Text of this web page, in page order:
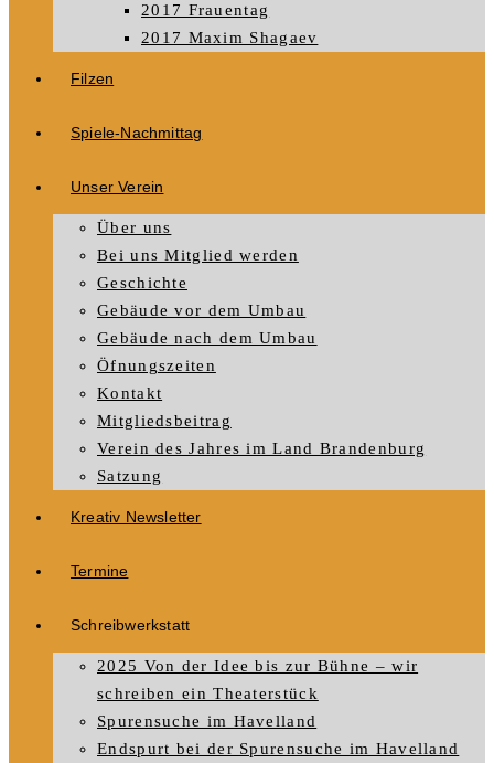
2017 Frauentag
2017 Maxim Shagaev
Filzen
Spiele-Nachmittag
Unser Verein
Über uns
Bei uns Mitglied werden
Geschichte
Gebäude vor dem Umbau
Gebäude nach dem Umbau
Öfnungszeiten
Kontakt
Mitgliedsbeitrag
Verein des Jahres im Land Brandenburg
Satzung
Kreativ Newsletter
Termine
Schreibwerkstatt
2025 Von der Idee bis zur Bühne – wir
schreiben ein Theaterstück
Spurensuche im Havelland
Endspurt bei der Spurensuche im Havelland